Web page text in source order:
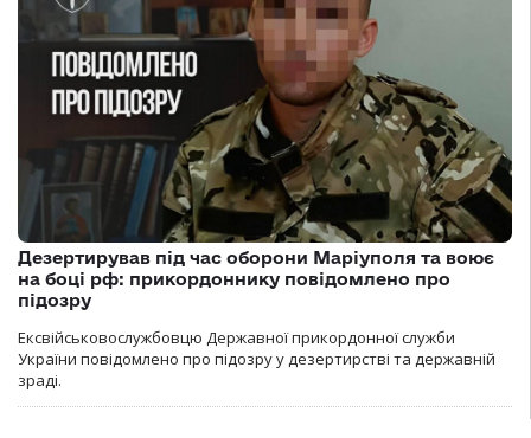
Дезертирував під час оборони Маріуполя та воює
на боці рф: прикордоннику повідомлено про
підозру
Ексвійськовослужбовцю Державної прикордонної служби
України повідомлено про підозру у дезертирстві та державній
зраді.